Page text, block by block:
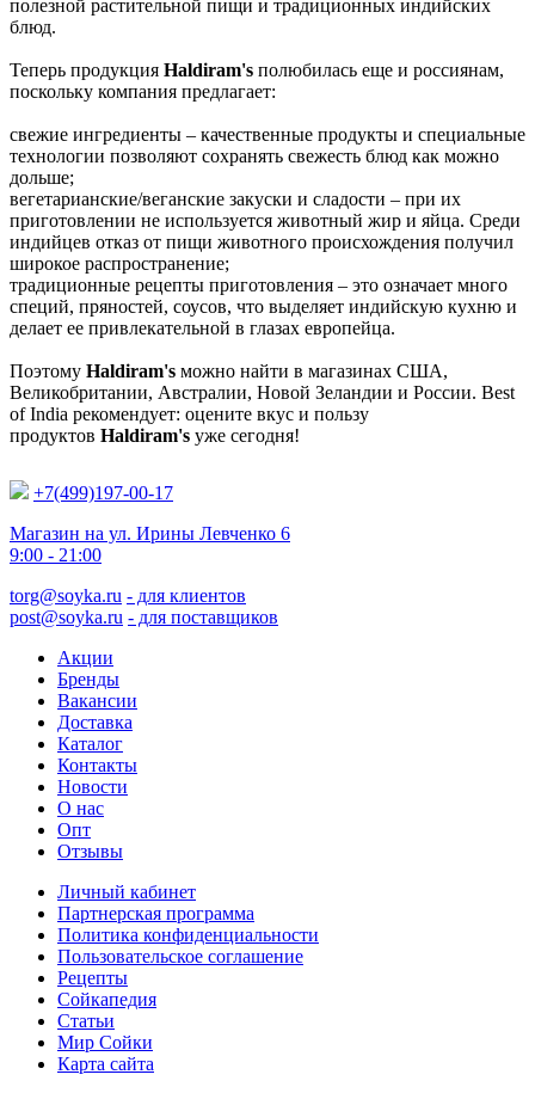
полезной растительной пищи и традиционных индийских
блюд.
Теперь продукция Haldiram's полюбилась еще и россиянам,
поскольку компания предлагает:
свежие ингредиенты – качественные продукты и специальные
технологии позволяют сохранять свежесть блюд как можно
дольше;
вегетарианские/веганские закуски и сладости – при их
приготовлении не используется животный жир и яйца. Среди
индийцев отказ от пищи животного происхождения получил
широкое распространение;
традиционные рецепты приготовления – это означает много
специй, пряностей, соусов, что выделяет индийскую кухню и
делает ее привлекательной в глазах европейца.
Поэтому Haldiram's можно найти в магазинах США,
Великобритании, Австралии, Новой Зеландии и России. Best
of India рекомендует: оцените вкус и пользу
продуктов Haldiram's уже сегодня!
+7(499)197-00-17
Магазин на ул. Ирины Левченко 6
9:00 - 21:00
torg@soyka.ru - для клиентов
post@soyka.ru - для поставщиков
Акции
Бренды
Вакансии
Доставка
Каталог
Контакты
Новости
О нас
Опт
Отзывы
Личный кабинет
Партнерская программа
Политика конфиденциальности
Пользовательское соглашение
Рецепты
Сойкапедия
Статьи
Мир Сойки
Карта сайта